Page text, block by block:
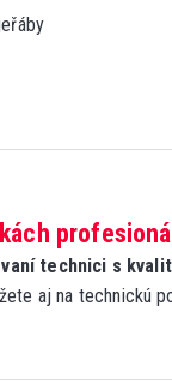
technici s
aj na technickú